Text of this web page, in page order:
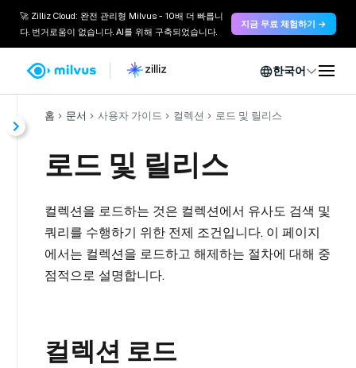
🚀 Zilliz Cloud: 완전 관리형 Milvus - 10배 더 빠릅니
다. 번거로움이 없습니다. AI를 위해 구축되었습니다.
지금 무료 체험하기 →
한국어
홈 문서 사용자 가이드 컬렉션 로드 및 릴리스
로드 및 릴리스
컬렉션을 로드하는 것은 컬렉션에서 유사도 검색 및
쿼리를 수행하기 위한 전제 조건입니다. 이 페이지
에서는 컬렉션을 로드하고 해제하는 절차에 대해 중
점적으로 설명합니다.
컬렉션 로드